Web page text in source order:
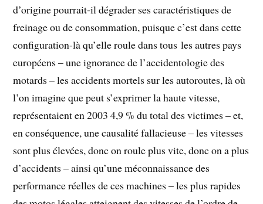
d’origine pourrait-il dégrader ses caractéristiques de
freinage ou de consommation, puisque c’est dans cette
configuration-là qu’elle roule dans tous les autres pays
européens – une ignorance de l’accidentologie des
motards – les accidents mortels sur les autoroutes, là où
l’on imagine que peut s’exprimer la haute vitesse,
représentaient en 2003 4,9 % du total des victimes – et,
en conséquence, une causalité fallacieuse – les vitesses
sont plus élevées, donc on roule plus vite, donc on a plus
d’accidents – ainsi qu’une méconnaissance des
performance réelles de ces machines – les plus rapides